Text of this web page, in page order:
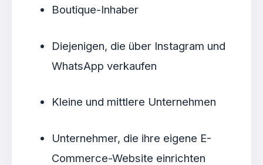
Boutique-Inhaber
Diejenigen, die über Instagram und
WhatsApp verkaufen
Kleine und mittlere Unternehmen
Unternehmer, die ihre eigene E-
Commerce-Website einrichten